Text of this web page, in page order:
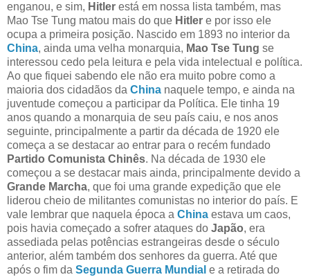
enganou, e sim, Hitler está em nossa lista também, mas
Mao Tse Tung matou mais do que Hitler e por isso ele
ocupa a primeira posição. Nascido em 1893 no interior da
China, ainda uma velha monarquia, Mao Tse Tung se
interessou cedo pela leitura e pela vida intelectual e política.
Ao que fiquei sabendo ele não era muito pobre como a
maioria dos cidadãos da China naquele tempo, e ainda na
juventude começou a participar da Política. Ele tinha 19
anos quando a monarquia de seu país caiu, e nos anos
seguinte, principalmente a partir da década de 1920 ele
começa a se destacar ao entrar para o recém fundado
Partido Comunista Chinês. Na década de 1930 ele
começou a se destacar mais ainda, principalmente devido a
Grande Marcha, que foi uma grande expedição que ele
liderou cheio de militantes comunistas no interior do país. E
vale lembrar que naquela época a China estava um caos,
pois havia começado a sofrer ataques do Japão, era
assediada pelas potências estrangeiras desde o século
anterior, além também dos senhores da guerra. Até que
após o fim da Segunda Guerra Mundial e a retirada do